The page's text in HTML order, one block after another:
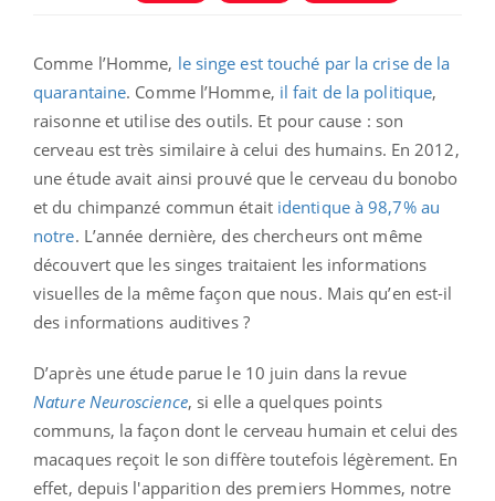
Comme l’Homme, le singe est touché par la crise de la
quarantaine. Comme l’Homme, il fait de la politique,
raisonne et utilise des outils. Et pour cause : son
cerveau est très similaire à celui des humains. En 2012,
une étude avait ainsi prouvé que le cerveau du bonobo
et du chimpanzé commun était identique à 98,7% au
notre. L’année dernière, des chercheurs ont même
découvert que les singes traitaient les informations
visuelles de la même façon que nous. Mais qu’en est-il
des informations auditives ?
D’après une étude parue le 10 juin dans la revue
Nature Neuroscience, si elle a quelques points
communs, la façon dont le cerveau humain et celui des
macaques reçoit le son diffère toutefois légèrement. En
effet, depuis l'apparition des premiers Hommes, notre